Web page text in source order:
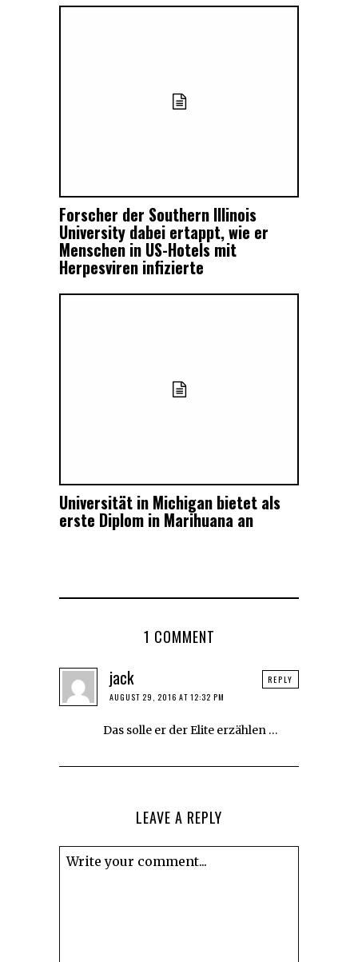
Forscher der Southern Illinois
University dabei ertappt, wie er
Menschen in US-Hotels mit
Herpesviren infizierte
Universität in Michigan bietet als
erste Diplom in Marihuana an
1 COMMENT
jack
AUGUST 29, 2016 AT 12:32 PM
Das solle er der Elite erzählen …
REPLY
LEAVE A REPLY